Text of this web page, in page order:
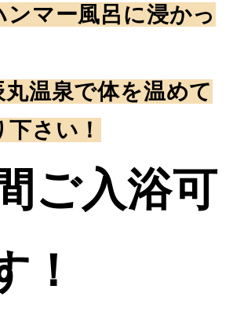
ンマー風呂に浸かっ
丸温泉で体を温めて
さい！
ご入浴可
！